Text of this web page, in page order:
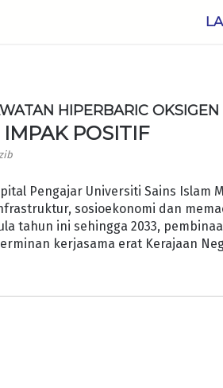
HIPERBARIC OKSIGEN
POSITIF
Pengajar Universiti Sains Islam
sosioekonomi dan
tahun ini sehingga 2033,
kerjasama erat Kerajaan